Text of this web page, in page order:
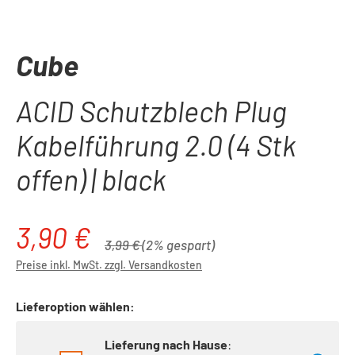
Cube
ACID Schutzblech Plug
Kabelführung 2.0 (4 Stk
offen) | black
Verkaufspreis:
3,90 € Regulärer Preis:
3,99 €(2% gespart)
Preise inkl. MwSt. zzgl. Versandkosten
Lieferoption wählen:
Lieferung nach Hause: